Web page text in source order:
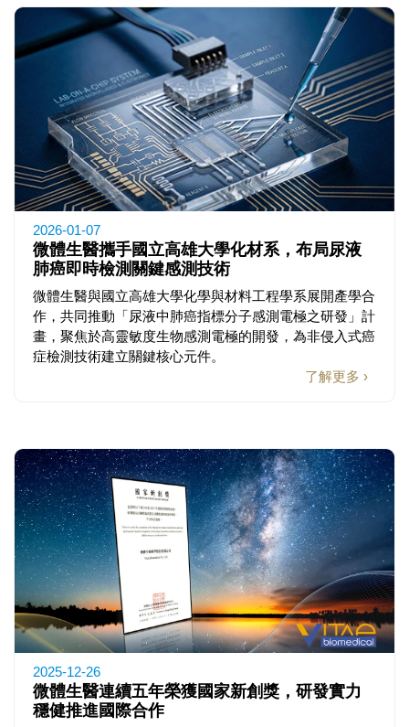
2026-01-07
微體生醫攜手國立高雄大學化材系，布局尿液
肺癌即時檢測關鍵感測技術
微體生醫與國立高雄大學化學與材料工程學系展開產學合
作，共同推動「尿液中肺癌指標分子感測電極之研發」計
畫，聚焦於高靈敏度生物感測電極的開發，為非侵入式癌
症檢測技術建立關鍵核心元件。
了解更多 ›
2025-12-26
微體生醫連續五年榮獲國家新創獎，研發實力
穩健推進國際合作